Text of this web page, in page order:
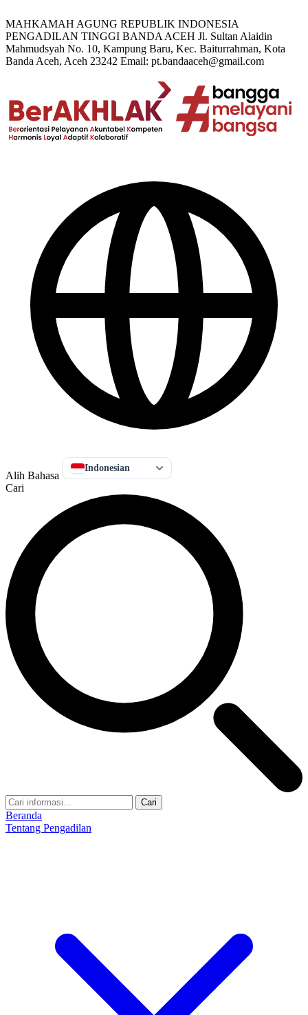
MAHKAMAH AGUNG REPUBLIK INDONESIA
PENGADILAN TINGGI BANDA ACEH Jl. Sultan Alaidin
Mahmudsyah No. 10, Kampung Baru, Kec. Baiturrahman, Kota
Banda Aceh, Aceh 23242 Email: pt.bandaaceh@gmail.com
Alih Bahasa
Indonesian
Cari
Cari
Beranda
Tentang Pengadilan